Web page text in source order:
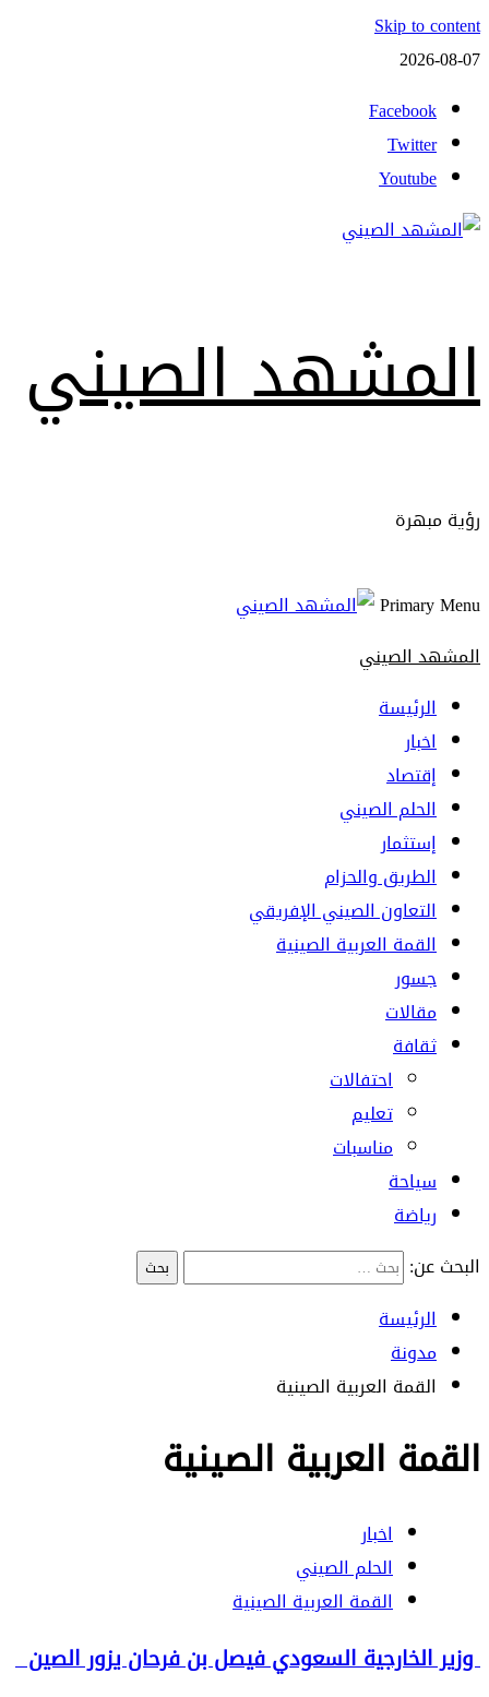
Skip to content
2026-08-07
Facebook
Twitter
Youtube
المشهد الصيني
رؤية مبهرة
Primary Menu
المشهد الصيني
الرئيسة
اخبار
إقتصاد
الحلم الصيني
إستثمار
الطريق والحزام
التعاون الصيني الإفريقي
القمة العربية الصينية
جسور
مقالات
ثقافة
احتفالات
تعليم
مناسبات
سياحة
رياضة
البحث عن:
الرئيسة
مدونة
القمة العربية الصينية
القمة العربية الصينية
اخبار
الحلم الصيني
القمة العربية الصينية
وزير الخارجية السعودي فيصل بن فرحان يزور الصين